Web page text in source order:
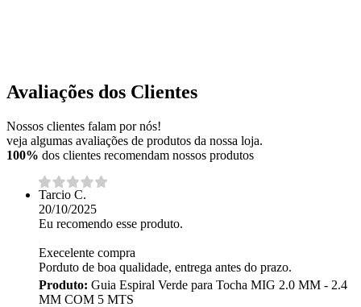
Avaliações dos Clientes
Nossos clientes falam por nós!
veja algumas avaliações de produtos da nossa loja.
100% dos clientes recomendam nossos produtos
Tarcio C.
20/10/2025
Eu recomendo esse produto.
Execelente compra
Porduto de boa qualidade, entrega antes do prazo.
Produto: Guia Espiral Verde para Tocha MIG 2.0 MM - 2.4
MM COM 5 MTS